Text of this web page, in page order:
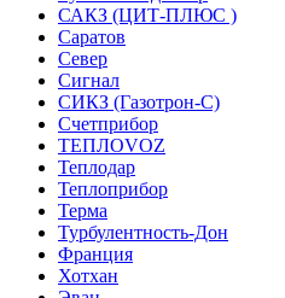
САКЗ (ЦИТ-ПЛЮС )
Саратов
Север
Сигнал
СИКЗ (Газотрон-С)
Счетприбор
ТЕПЛОVOZ
Теплодар
Теплоприбор
Терма
Турбулентность-Дон
Франция
Хотхан